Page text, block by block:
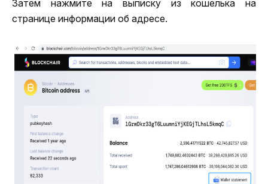
Затем нажмите на выписку из кошелька на
странице информации об адресе.